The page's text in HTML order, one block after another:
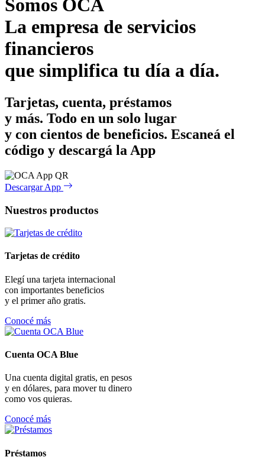
Somos OCA
La empresa de servicios
financieros
que simplifica tu día a día.
Tarjetas, cuenta, préstamos
y más. Todo en un solo lugar
y con cientos de beneficios. Escaneá el
código y descargá la App
Descargar App
Nuestros productos
Tarjetas de crédito
Elegí una tarjeta internacional
con importantes beneficios
y el primer año gratis.
Conocé más
Cuenta OCA Blue
Una cuenta digital gratis, en pesos
y en dólares, para mover tu dinero
como vos quieras.
Conocé más
Préstamos